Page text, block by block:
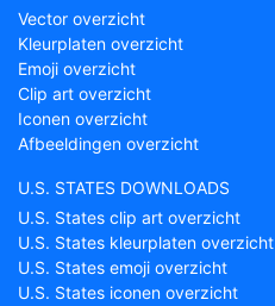
Vector overzicht
Kleurplaten overzicht
Emoji overzicht
Clip art overzicht
Iconen overzicht
Afbeeldingen overzicht
U.S. STATES DOWNLOADS
U.S. States clip art overzicht
U.S. States kleurplaten overzicht
U.S. States emoji overzicht
U.S. States iconen overzicht